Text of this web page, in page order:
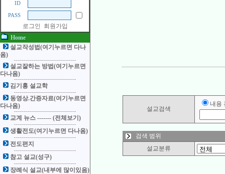
ID
PASS
로그인
회원가입
Home
설교작성법(여기누르면 다나
옴)
설교잘하는 방법(여기누르면
다나옴)
김기홍 설교학
동영상.간증자료(여기누르면
다나옴)
교계 뉴스 ------- (전체보기)
생활전도(여기누르면 다나옴)
전도편지
참고 설교(성구)
장례식 설교(내부에 많이있음)
설교검색
내용
검색 범위
설교분류